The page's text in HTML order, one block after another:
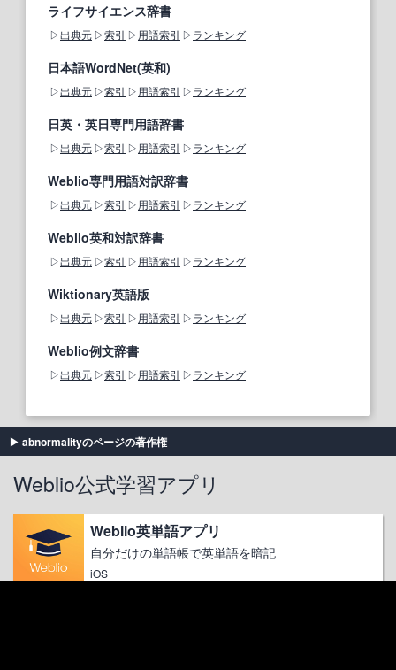
ライフサイエンス辞書
出典元 索引 用語索引 ランキング
日本語WordNet(英和)
出典元 索引 用語索引 ランキング
日英・英日専門用語辞書
出典元 索引 用語索引 ランキング
Weblio専門用語対訳辞書
出典元 索引 用語索引 ランキング
Weblio英和対訳辞書
出典元 索引 用語索引 ランキング
Wiktionary英語版
出典元 索引 用語索引 ランキング
Weblio例文辞書
出典元 索引 用語索引 ランキング
abnormalityのページの著作権
Weblio公式学習アプリ
Weblio英単語アプリ
自分だけの単語帳で英単語を暗記
iOS